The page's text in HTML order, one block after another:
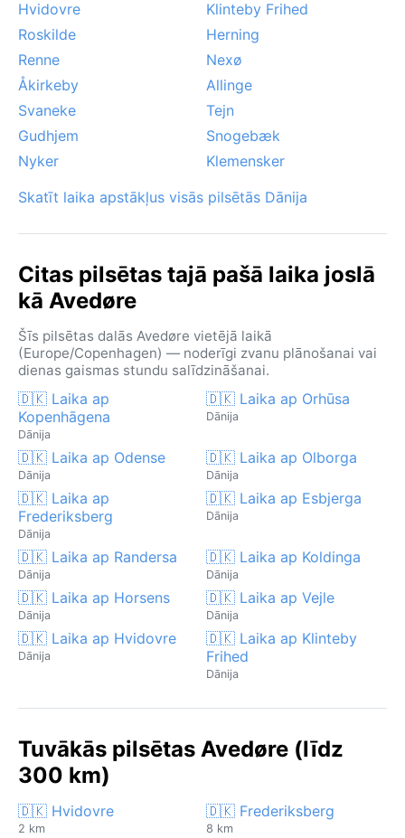
Hvidovre
Klinteby Frihed
Roskilde
Herning
Renne
Nexø
Åkirkeby
Allinge
Svaneke
Tejn
Gudhjem
Snogebæk
Nyker
Klemensker
Skatīt laika apstākļus visās pilsētās Dānija
Citas pilsētas tajā pašā laika joslā
kā Avedøre
Šīs pilsētas dalās Avedøre vietējā laikā
(Europe/Copenhagen) — noderīgi zvanu plānošanai vai
dienas gaismas stundu salīdzināšanai.
🇩🇰 Laika ap
Kopenhāgena
Dānija
🇩🇰 Laika ap Orhūsa
Dānija
🇩🇰 Laika ap Odense
Dānija
🇩🇰 Laika ap Olborga
Dānija
🇩🇰 Laika ap
Frederiksberg
Dānija
🇩🇰 Laika ap Esbjerga
Dānija
🇩🇰 Laika ap Randersa
Dānija
🇩🇰 Laika ap Koldinga
Dānija
🇩🇰 Laika ap Horsens
Dānija
🇩🇰 Laika ap Vejle
Dānija
🇩🇰 Laika ap Hvidovre
Dānija
🇩🇰 Laika ap Klinteby
Frihed
Dānija
Tuvākās pilsētas Avedøre (līdz
300 km)
🇩🇰 Hvidovre
2 km
🇩🇰 Frederiksberg
8 km